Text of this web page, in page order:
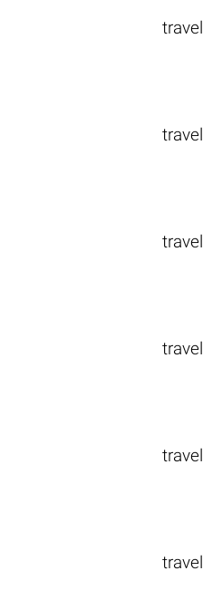
travel
travel
travel
travel
travel
travel